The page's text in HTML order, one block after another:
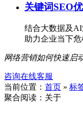
关键词SEO
结合大数据及AI
助力企业当下
网络营销如何快速启
咨询在线客服
当前位置： 首页 » 标
聚合阅读：关于